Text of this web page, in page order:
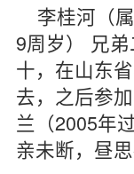
李桂河（
9周岁） 兄
十，在山东
去，之后参
兰（2005年
亲未断，昼